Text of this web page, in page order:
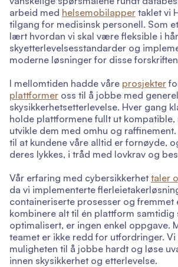
arbeid med helsemobilapper taklet vi
tilgang for medisinsk personell. Som
lært hvordan vi skal være fleksible i
skyetterlevelsesstandarder og
moderne løsninger for disse
I mellomtiden hadde våre prosjekter
plattformer oss til å jobbe med
skysikkerhetsetterlevelse. Hver gang
holde plattformene fullt ut kompatible,
utvikle dem med omhu og
til at kundene våre alltid er fornøyde,
deres lykkes, i tråd med lovkrav og
Vår erfaring med cybersikkerhet taler
da vi implementerte
containeriserte prosesser og fremmet
kombinere alt til én plattform samtidig
optimalisert, er ingen enkel oppgave.
teamet er ikke redd for utfordringer.
muligheten til å jobbe hardt og løse
innen skysikkerhet og etterlevelse.